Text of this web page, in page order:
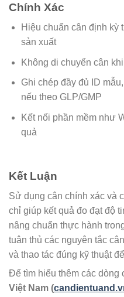
Chính Xác
Hiệu chuẩn cân định kỳ
sản xuất
Không di chuyển cân
Ghi chép đầy đủ ID
nếu theo GLP/GMP
Kết nối phần mềm như
quả
Kết Luận
Sử dụng cân chính xác và
chỉ giúp kết quả đo đạt độ
nâng chuẩn thực hành
tuân thủ các nguyên tắc
và thao tác đúng kỹ thuật
Để tìm hiểu thêm các
Việt Nam (